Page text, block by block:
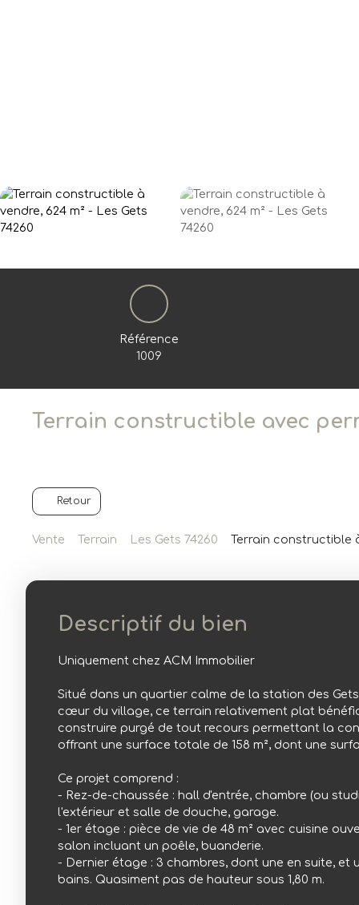
Référence
1009
Terrain constructible avec
Retour
Vente Terrain Les Gets 74260 Terrain constructible
Descriptif du bien
Uniquement chez ACM Immobilier
Situé dans un quartier calme de la station des
cœur du village, ce terrain relativement plat
construire purgé de tout recours permettant la
offrant une surface totale de 158 m², dont une
Ce projet comprend :
- Rez-de-chaussée : hall d'entrée, chambre (ou
l'extérieur et salle de douche, garage.
- 1er étage : pièce de vie de 48 m² avec cuisine
salon incluant un poêle, buanderie.
- Dernier étage : 3 chambres, dont une en suite, et
bains. Quasiment pas de hauteur sous 1,80 m.